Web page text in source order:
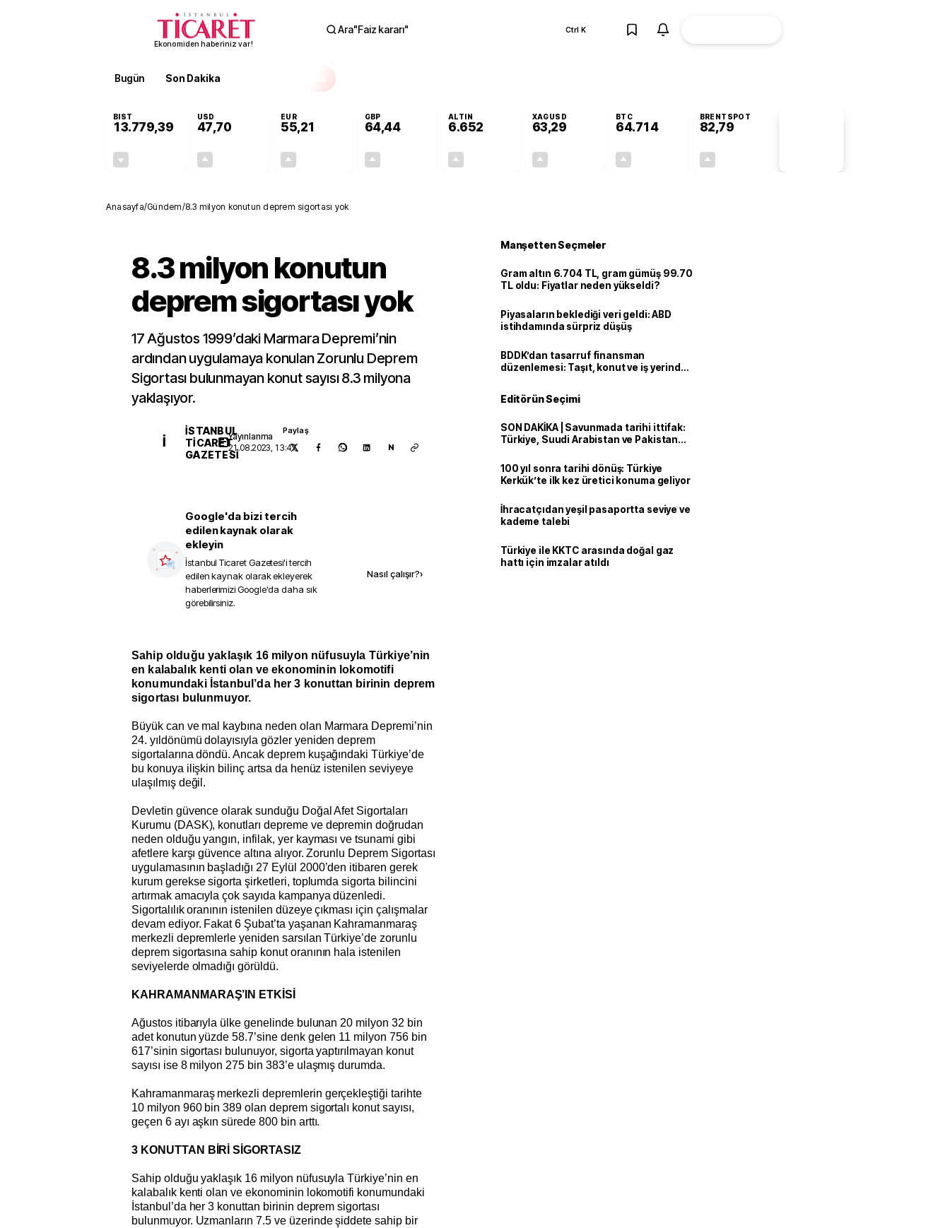
Ekonomiden haberiniz var!
Ara"Faiz kararı" Ctrl K
Bugün Son Dakika
BIST
13.779,39
USD
47,70
EUR
55,21
GBP
64,44
ALTIN
6.652
XAGUSD
63,29
BTC
64.714
BRENTSPOT
82,79
Anasayfa/Gündem/8.3 milyon konutun deprem sigortası yok
8.3 milyon konutun
deprem sigortası yok
17 Ağustos 1999’daki Marmara Depremi’nin
ardından uygulamaya konulan Zorunlu Deprem
Sigortası bulunmayan konut sayısı 8.3 milyona
yaklaşıyor.
İ
İSTANBUL
TICARET
GAZETESI
Yayınlanma
21.08.2023, 13:47
Paylaş
N
Google'da bizi tercih
edilen kaynak olarak
ekleyin
İstanbul Ticaret Gazetesi'i tercih
edilen kaynak olarak ekleyerek
haberlerimizi Google'da daha sık
görebilirsiniz.
Nasıl çalışır?›
Sahip olduğu yaklaşık 16 milyon nüfusuyla Türkiye’nin
en kalabalık kenti olan ve ekonominin lokomotifi
konumundaki İstanbul’da her 3 konuttan birinin deprem
sigortası bulunmuyor.
Büyük can ve mal kaybına neden olan Marmara Depremi’nin
24. yıldönümü dolayısıyla gözler yeniden deprem
sigortalarına döndü. Ancak deprem kuşağındaki Türkiye’de
bu konuya ilişkin bilinç artsa da henüz istenilen seviyeye
ulaşılmış değil.
Devletin güvence olarak sunduğu Doğal Afet Sigortaları
Kurumu (DASK), konutları depreme ve depremin doğrudan
neden olduğu yangın, infilak, yer kayması ve tsunami gibi
afetlere karşı güvence altına alıyor. Zorunlu Deprem Sigortası
uygulamasının başladığı 27 Eylül 2000’den itibaren gerek
kurum gerekse sigorta şirketleri, toplumda sigorta bilincini
artırmak amacıyla çok sayıda kampanya düzenledi.
Sigortalılık oranının istenilen düzeye çıkması için çalışmalar
devam ediyor. Fakat 6 Şubat’ta yaşanan Kahramanmaraş
merkezli depremlerle yeniden sarsılan Türkiye’de zorunlu
deprem sigortasına sahip konut oranının hala istenilen
seviyelerde olmadığı görüldü.
KAHRAMANMARAŞ’IN ETKİSİ
Ağustos itibarıyla ülke genelinde bulunan 20 milyon 32 bin
adet konutun yüzde 58.7’sine denk gelen 11 milyon 756 bin
617’sinin sigortası bulunuyor, sigorta yaptırılmayan konut
sayısı ise 8 milyon 275 bin 383’e ulaşmış durumda.
Kahramanmaraş merkezli depremlerin gerçekleştiği tarihte
10 milyon 960 bin 389 olan deprem sigortalı konut sayısı,
geçen 6 ayı aşkın sürede 800 bin arttı.
3 KONUTTAN BİRİ SİGORTASIZ
Sahip olduğu yaklaşık 16 milyon nüfusuyla Türkiye’nin en
kalabalık kenti olan ve ekonominin lokomotifi konumundaki
İstanbul’da her 3 konuttan birinin deprem sigortası
bulunmuyor. Uzmanların 7.5 ve üzerinde şiddete sahip bir
Manşetten Seçmeler
Gram altın 6.704 TL, gram gümüş 99.70
TL oldu: Fiyatlar neden yükseldi?
Piyasaların beklediği veri geldi: ABD
istihdamında sürpriz düşüş
BDDK’dan tasarruf finansman
düzenlemesi: Taşıt, konut ve iş yerinde
Editörün Seçimi
SON DAKİKA | Savunmada tarihi ittifak:
Türkiye, Suudi Arabistan ve Pakistan
100 yıl sonra tarihi dönüş: Türkiye
Kerkük’te ilk kez üretici konuma geliyor
İhracatçıdan yeşil pasaportta seviye ve
kademe talebi
Türkiye ile KKTC arasında doğal gaz
hattı için imzalar atıldı